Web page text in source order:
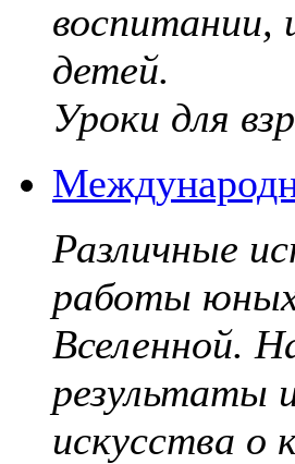
воспитании,
детей.
Уроки для
Различные
работы юных
Вселенной.
результаты
искусства о